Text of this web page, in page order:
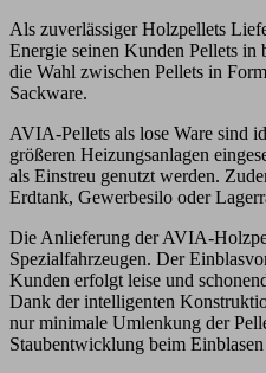
Als zuverlässiger Holzpellets
Energie seinen Kunden Pellets in
die Wahl zwischen Pellets in
Sackware.
AVIA-Pellets als lose Ware sind
größeren Heizungsanlagen
als Einstreu genutzt werden.
Erdtank, Gewerbesilo oder
Die Anlieferung der AVIA-
Spezialfahrzeugen. Der
Kunden erfolgt leise und
Dank der intelligenten
nur minimale Umlenkung der
Staubentwicklung beim